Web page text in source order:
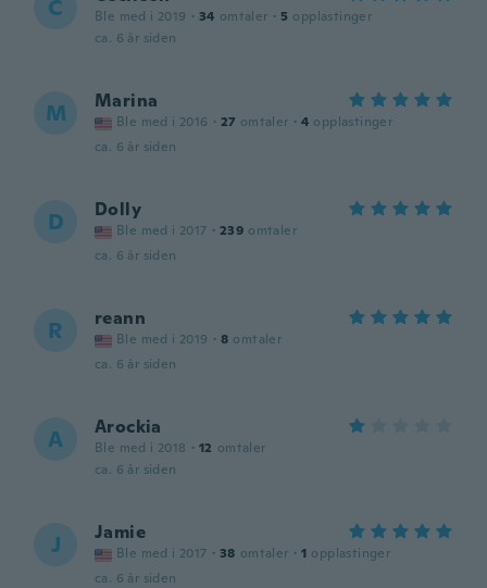
C Ble med i 2019 · 34 omtaler · 5 opplastinger
ca. 6 år siden
M Marina
Ble med i 2016 · 27 omtaler · 4 opplastinger
ca. 6 år siden
D Dolly
Ble med i 2017 · 239 omtaler
ca. 6 år siden
R reann
Ble med i 2019 · 8 omtaler
ca. 6 år siden
A Arockia
Ble med i 2018 · 12 omtaler
ca. 6 år siden
J Jamie
Ble med i 2017 · 38 omtaler · 1 opplastinger
ca. 6 år siden